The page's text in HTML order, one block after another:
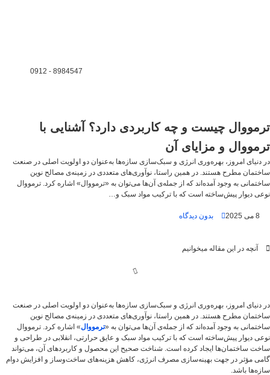
8984547 - 0912
ترمووال چیست و چه کاربردی دارد؟ آشنایی با
ترمووال و مزایای آن
در دنیای امروز، بهره‌وری انرژی و سبک‌سازی سازه‌ها به‌عنوان دو اولویت اصلی در صنعت
ساختمان مطرح هستند. در همین راستا، نوآوری‌های متعددی در زمینه‌ی مصالح نوین
ساختمانی به وجود آمده‌اند که از جمله‌ی آن‌ها می‌توان به «ترمووال» اشاره کرد. ترمووال
نوعی دیوار پیش‌ساخته است که با ترکیب مواد سبک و…
8 می 2025 بدون دیدگاه
آنچه در این مقاله میخوانیم
در دنیای امروز، بهره‌وری انرژی و سبک‌سازی سازه‌ها به‌عنوان دو اولویت اصلی در صنعت
ساختمان مطرح هستند. در همین راستا، نوآوری‌های متعددی در زمینه‌ی مصالح نوین
ساختمانی به وجود آمده‌اند که از جمله‌ی آن‌ها می‌توان به «ترمووال» اشاره کرد. ترمووال
نوعی دیوار پیش‌ساخته است که با ترکیب مواد سبک و عایق حرارتی، انقلابی در طراحی و
ساخت ساختمان‌ها ایجاد کرده است. شناخت صحیح این محصول و کاربردهای آن، می‌تواند
گامی مؤثر در جهت بهینه‌سازی مصرف انرژی، کاهش هزینه‌های ساخت‌وساز و افزایش دوام
سازه‌ها باشد.